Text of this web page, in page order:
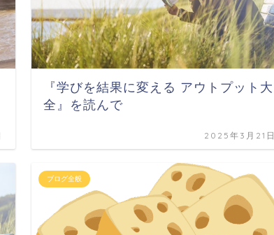
『学びを結果に変える アウトプット大
全』を読んで
2025年3月21日
ブログ全般